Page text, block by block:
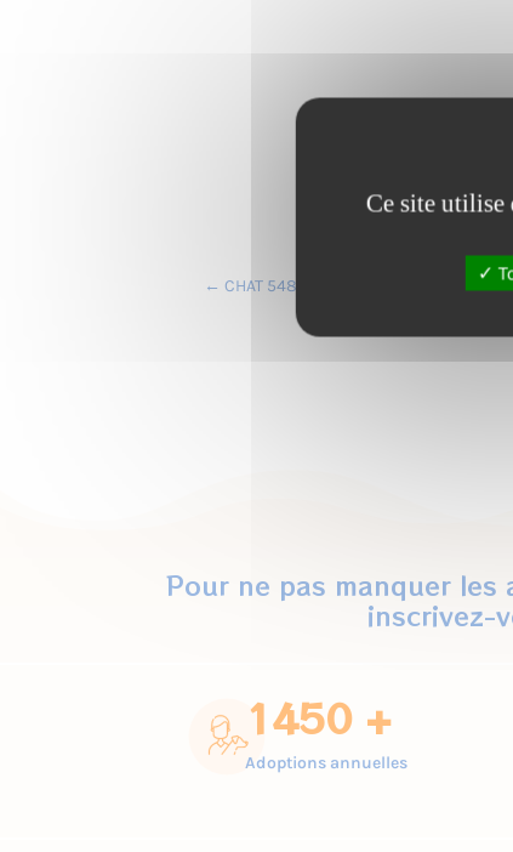
← CHAT 548674
Pour ne pas manquer les
inscrivez-
1450 +
Adoptions annuelles
Ce site utilise